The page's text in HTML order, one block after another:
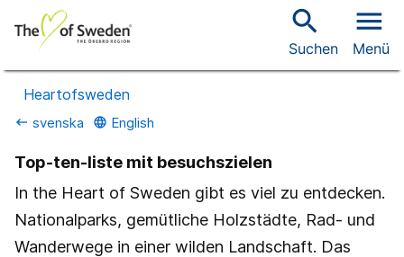
search
Suchen
menu
Menü
Heartofsweden
keyboard_backspace svenska language English
Top-ten-liste mit besuchszielen
In the Heart of Sweden gibt es viel zu entdecken.
Nationalparks, gemütliche Holzstädte, Rad- und
Wanderwege in einer wilden Landschaft. Das